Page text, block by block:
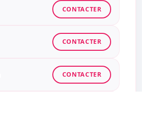
CONTACTER
CONTACTER
CONTACTER